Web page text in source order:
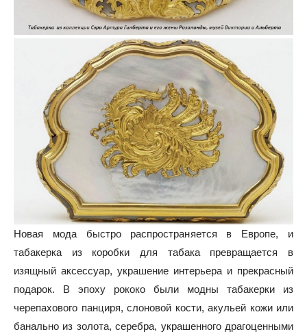
Новая мода быстро распространяется в Европе, и
табакерка из коробки для табака превращается в
изящный аксессуар, украшение интерьера и прекрасный
подарок. В эпоху рококо были модны табакерки из
черепахового панциря, слоновой кости, акульей кожи или
банально из золота, серебра, украшенного драгоценными